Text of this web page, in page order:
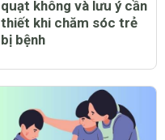
quạt không và lưu ý cần
thiết khi chăm sóc trẻ
bị bệnh